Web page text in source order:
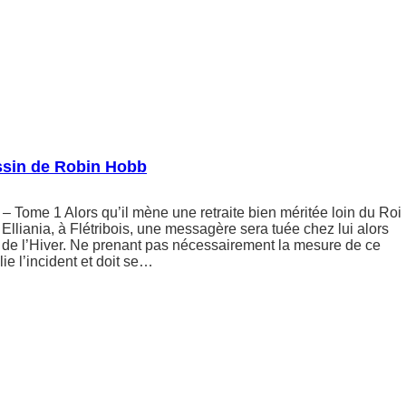
de Robin Hobb
Tome 1 Alors qu’il mène une retraite bien méritée loin du Roi
à Flétribois, une messagère sera tuée chez lui alors
l’Hiver. Ne prenant pas nécessairement la mesure de ce
l’incident et doit se…